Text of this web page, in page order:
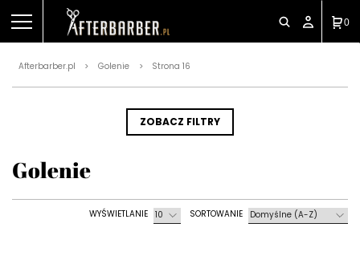
0
Afterbarber.pl > Golenie > Strona 16
ZOBACZ FILTRY
Golenie